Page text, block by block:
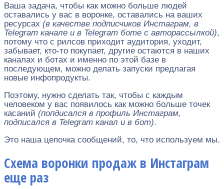
Ваша задача, чтобы как можно больше людей
оставались у вас в воронке, оставались на ваших
ресурсах (в качестве подписчиков Инстаграм, в
Telegram канале и в Telegram боте с авторассылкой),
потому что с рилсов приходит аудитория, уходит,
забывает, кто-то покупает, другие остаются в наших
каналах и ботах и именно по этой базе в
последующем, можно делать запуски предлагая
новые инфопродукты.
Поэтому, нужно сделать так, чтобы с каждым
человеком у вас появилось как можно больше точек
касаний (попдисался в профиль Инстаграм,
подписался в Telegram канал и в бот).
Это наша цепочка сообщений, то, что используем мы.
Схема воронки продаж в Инстаграм
еще раз